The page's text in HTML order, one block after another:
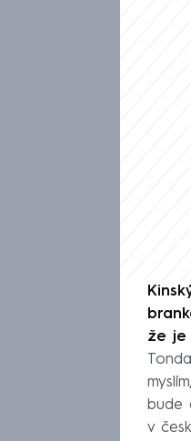
že je
bude
v